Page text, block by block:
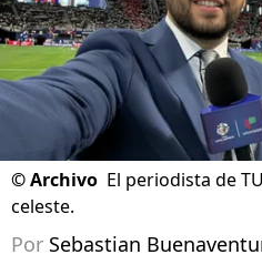
©Archivo El periodista de
celeste.
Por Sebastian